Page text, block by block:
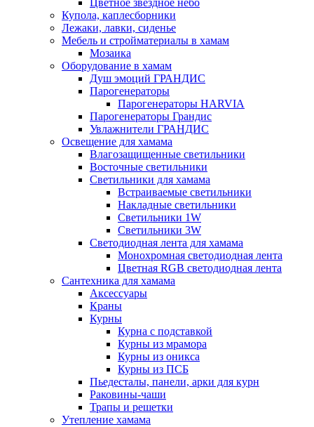
Цветное звездное небо
Купола, каплесборники
Лежаки, лавки, сиденье
Мебель и стройматериалы в хамам
Мозаика
Оборудование в хамам
Душ эмоций ГРАНДИС
Парогенераторы
Парогенераторы HARVIA
Парогенераторы Грандис
Увлажнители ГРАНДИС
Освещение для хамама
Влагозащищенные светильники
Восточные светильники
Светильники для хамама
Встраиваемые светильники
Накладные светильники
Светильники 1W
Светильники 3W
Светодиодная лента для хамама
Монохромная светодиодная лента
Цветная RGB светодиодная лента
Сантехника для хамама
Аксессуары
Краны
Курны
Курна с подставкой
Курны из мрамора
Курны из оникса
Курны из ПСБ
Пьедесталы, панели, арки для курн
Раковины-чаши
Трапы и решетки
Утепление хамама